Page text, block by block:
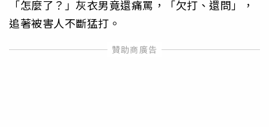
「怎麼了？」灰衣男竟還痛罵，「欠打、還問」，
追著被害人不斷猛打。